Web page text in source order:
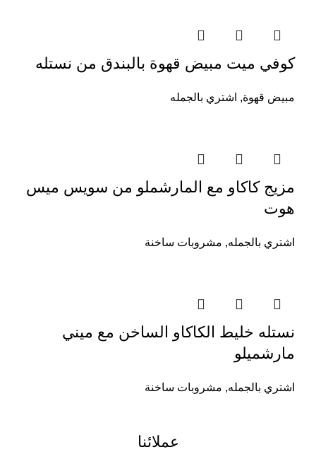
كوفي ميت مبيض قهوة بالبندق من نستله
مبيض قهوة, اشتري بالجمله
مزيج كاكاو مع المارشملو من سويس ميس
هوت
اشتري بالجمله, مشروبات ساخنة
نستله خليط الكاكاو الساخن مع ميني
مارشميلو
اشتري بالجمله, مشروبات ساخنة
عملائنا